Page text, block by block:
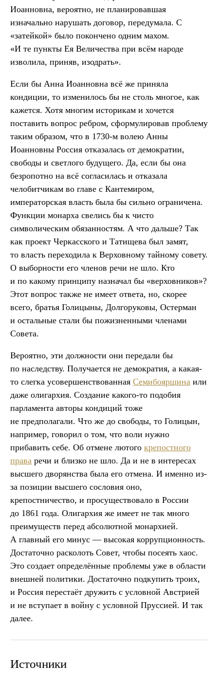
Иоанновна, вероятно, не планировавшая
изначально нарушать договор, передумала. С
«затейкой» было покончено одним махом.
«И те пункты Ея Величества при всём народе
изволила, приняв, изодрать».
Если бы Анна Иоанновна всё же приняла
кондиции, то изменилось бы не столь многое, как
кажется. Хотя многим историкам и хочется
поставить вопрос ребром, сформулировав проблему
таким образом, что в 1730-м волею Анны
Иоанновны Россия отказалась от демократии,
свободы и светлого будущего. Да, если бы она
безропотно на всё согласилась и отказала
челобитчикам во главе с Кантемиром,
императорская власть была бы сильно ограничена.
Функции монарха свелись бы к чисто
символическим обязанностям. А что дальше? Так
как проект Черкасского и Татищева был замят,
то власть переходила к Верховному тайному совету.
О выборности его членов речи не шло. Кто
и по какому принципу назначал бы «верховников»?
Этот вопрос также не имеет ответа, но, скорее
всего, братья Голицыны, Долгоруковы, Остерман
и остальные стали бы пожизненными членами
Совета.
Вероятно, эти должности они передали бы
по наследству. Получается не демократия, а какая-
то слегка усовершенствованная Семибоярщина или
даже олигархия. Создание какого-то подобия
парламента авторы кондиций тоже
не предполагали. Что же до свободы, то Голицын,
например, говорил о том, что воли нужно
прибавить себе. Об отмене лютого крепостного
права речи и близко не шло. Да и не в интересах
высшего дворянства была его отмена. И именно из-
за позиции высшего сословия оно,
крепостничество, и просуществовало в России
до 1861 года. Олигархия же имеет не так много
преимуществ перед абсолютной монархией.
А главный его минус — высокая коррупционность.
Достаточно расколоть Совет, чтобы посеять хаос.
Это создает определённые проблемы уже в области
внешней политики. Достаточно подкупить троих,
и Россия перестаёт дружить с условной Австрией
и не вступает в войну с условной Пруссией. И так
далее.
Источники